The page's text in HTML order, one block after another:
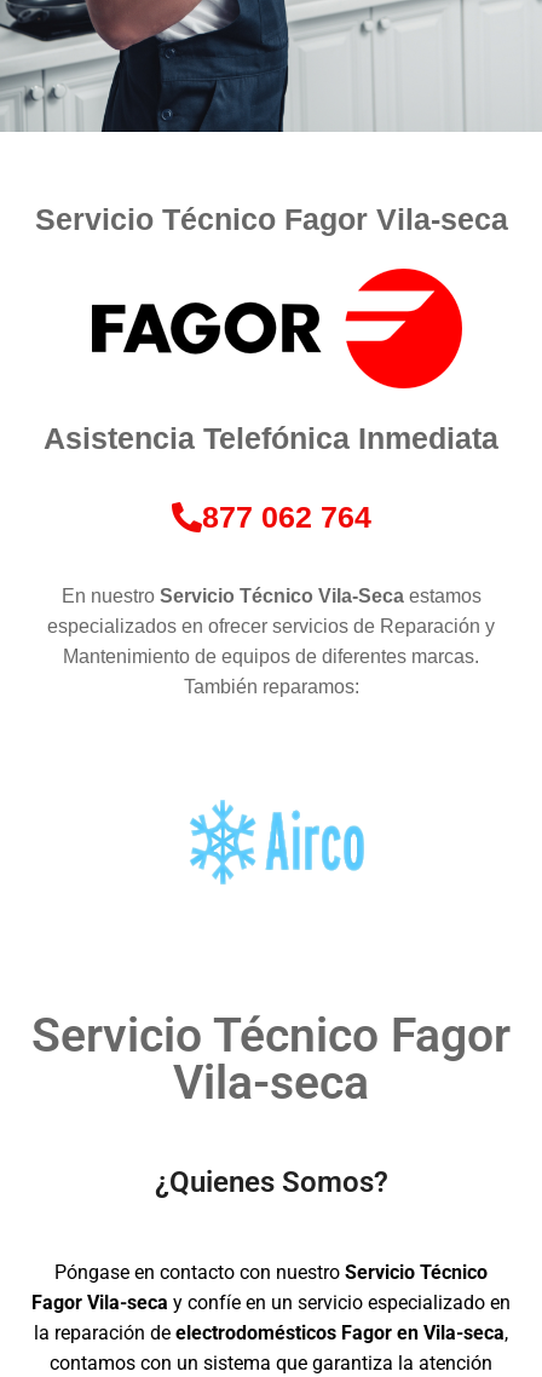
Servicio Técnico Fagor Vila-seca
Asistencia Telefónica Inmediata
877 062 764
En nuestro Servicio Técnico Vila-Seca estamos
especializados en ofrecer servicios de Reparación y
Mantenimiento de equipos de diferentes marcas.
También reparamos:
Servicio Técnico Fagor
Vila-seca
¿Quienes Somos?
Póngase en contacto con nuestro Servicio Técnico
Fagor Vila-seca y confíe en un servicio especializado en
la reparación de electrodomésticos Fagor en Vila-seca,
contamos con un sistema que garantiza la atención